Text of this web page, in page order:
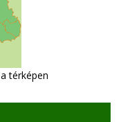
térképen